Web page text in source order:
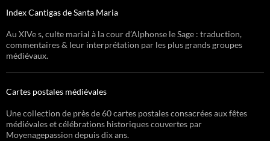
Index Cantigas de Santa Maria
Au XIVe s, culte marial à la cour d’Alphonse le Sage : traduction,
commentaires & leur interprétation par les plus grands groupes
médiévaux.
Cartes postales médiévales
Une collection de près de 60 cartes postales consacrées aux fêtes
médiévales et célébrations historiques couvertes par
Moyenagepassion depuis dix ans.